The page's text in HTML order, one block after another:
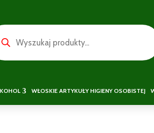
WŁOSKIE ARTYKUŁY HIGIENY OSOBISTEJ